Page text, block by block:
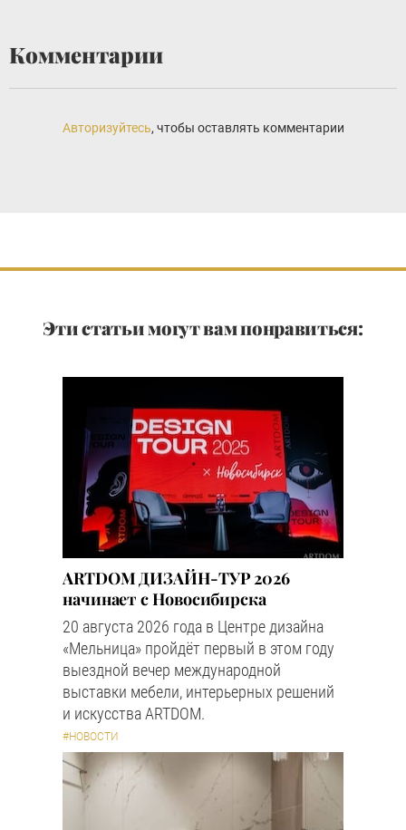
Комментарии
Авторизуйтесь, чтобы оставлять комментарии
Эти статьи могут вам понравиться:
ARTDOM ДИЗАЙН-ТУР 2026
начинает с Новосибирска
20 августа 2026 года в Центре дизайна
«Мельница» пройдёт первый в этом году
выездной вечер международной
выставки мебели, интерьерных решений
и искусства ARTDOM.
#НОВОСТИ